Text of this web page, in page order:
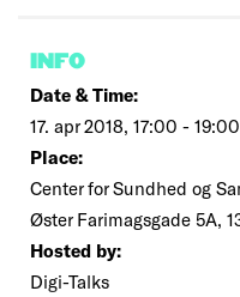
INFO
Date & Time:
17. apr 2018, 17:00 - 19:00
Place:
Center for Sundhed og
Øster Farimagsgade 5A,
Hosted by:
Digi-Talks